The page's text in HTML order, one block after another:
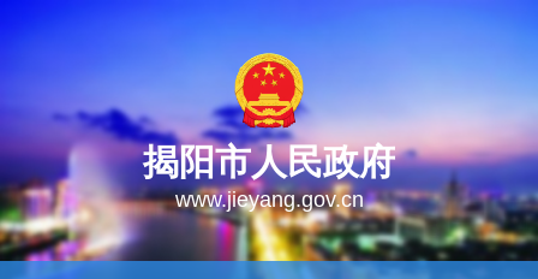
揭阳市人民政府
www.jieyang.gov.cn